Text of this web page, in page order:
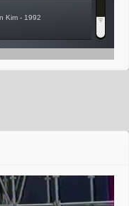
Kim - 1992